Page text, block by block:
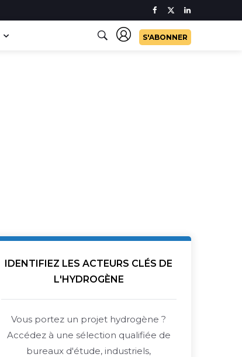
S'ABONNER
IDENTIFIEZ LES ACTEURS CLÉS DE
L'HYDROGÈNE
Vous portez un projet hydrogène ?
Accédez à une sélection qualifiée de
bureaux d'étude, industriels,